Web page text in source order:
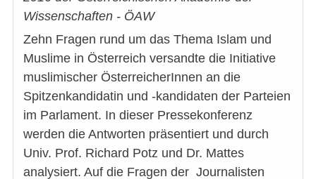
Wissenschaften - ÖAW
Zehn Fragen rund um das Thema Islam und
Muslime in Österreich versandte die Initiative
muslimischer ÖsterreicherInnen an die
Spitzenkandidatin und -kandidaten der Parteien
im Parlament. In dieser Pressekonferenz
werden die Antworten präsentiert und durch
Univ. Prof. Richard Potz und Dr. Mattes
analysiert. Auf die Fragen der Journalisten